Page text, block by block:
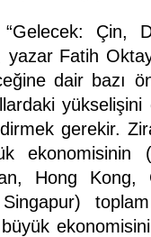
Çin,
Fatih
dair bazı
gerekir.
ekonomisinin
Hong Kong,